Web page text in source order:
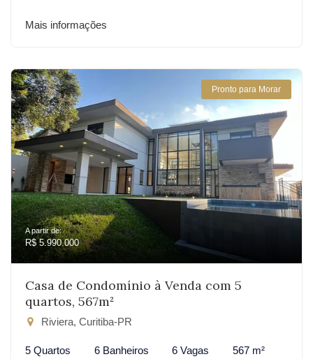
Mais informações
Pronto para Morar
A partir de:
R$ 5.990.000
Casa de Condomínio à Venda com 5
quartos, 567m²
Riviera, Curitiba-PR
5 Quartos 6 Banheiros 6 Vagas 567 m²